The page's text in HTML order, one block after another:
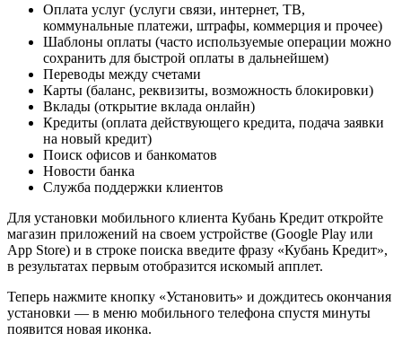
Оплата услуг (услуги связи, интернет, ТВ,
коммунальные платежи, штрафы, коммерция и прочее)
Шаблоны оплаты (часто используемые операции можно
сохранить для быстрой оплаты в дальнейшем)
Переводы между счетами
Карты (баланс, реквизиты, возможность блокировки)
Вклады (открытие вклада онлайн)
Кредиты (оплата действующего кредита, подача заявки
на новый кредит)
Поиск офисов и банкоматов
Новости банка
Служба поддержки клиентов
Для установки мобильного клиента Кубань Кредит откройте
магазин приложений на своем устройстве (Google Play или
App Store) и в строке поиска введите фразу «Кубань Кредит»,
в результатах первым отобразится искомый апплет.
Теперь нажмите кнопку «Установить» и дождитесь окончания
установки — в меню мобильного телефона спустя минуты
появится новая иконка.